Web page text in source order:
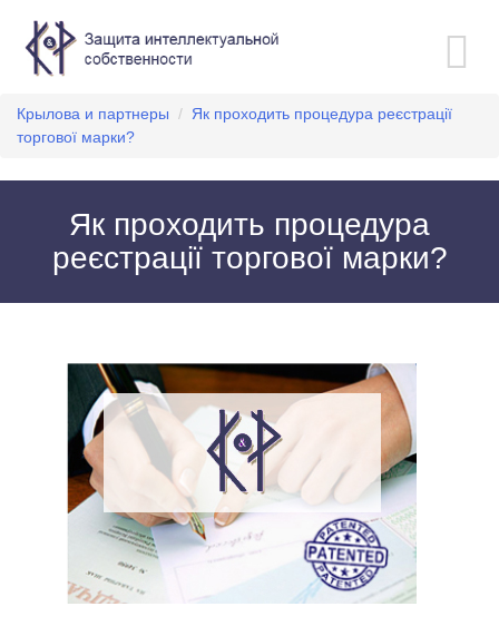
Toggle
Крылова и партнеры / Як проходить процедура реєстрації
торгової марки?
Як проходить процедура
реєстрації торгової марки?